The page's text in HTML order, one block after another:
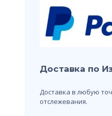
Доставка по
Доставка в любую
отслежевания.